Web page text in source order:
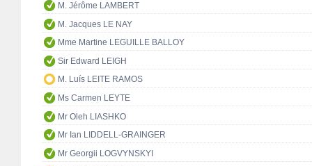
M. Jérôme LAMBERT
M. Jacques LE NAY
Mme Martine LEGUILLE BALLOY
Sir Edward LEIGH
M. Luís LEITE RAMOS
Ms Carmen LEYTE
Mr Oleh LIASHKO
Mr Ian LIDDELL-GRAINGER
Mr Georgii LOGVYNSKYI